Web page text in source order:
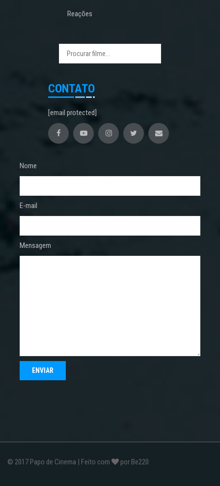
Reações
CONTATO
[email protected]
Nome
E-mail
Mensagem
© 2017 Papo de Cinema | Feito com por Be220